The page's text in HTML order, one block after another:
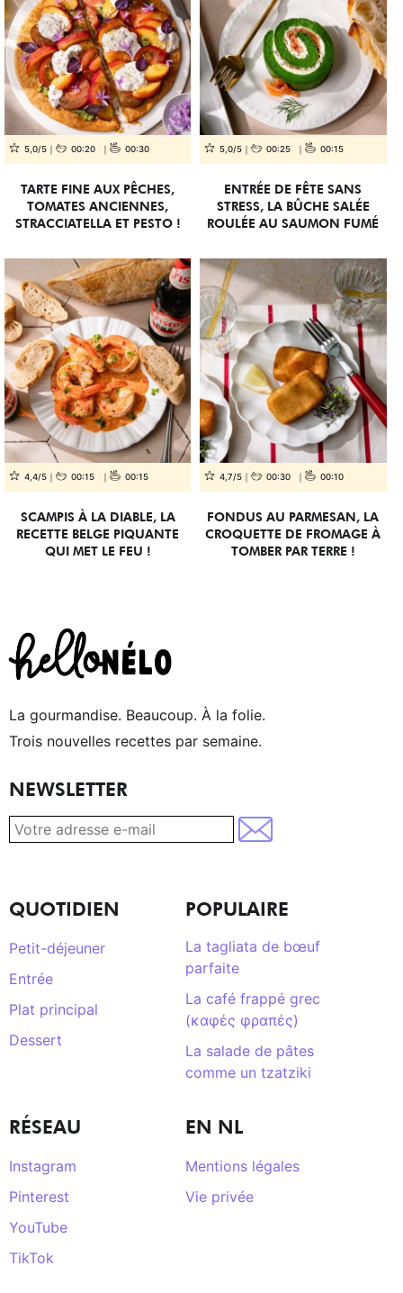
5,0/5 00:20 00:30
TARTE FINE AUX PÊCHES,
TOMATES ANCIENNES,
STRACCIATELLA ET PESTO !
5,0/5 00:25 00:15
ENTRÉE DE FÊTE SANS
STRESS, LA BÛCHE SALÉE
ROULÉE AU SAUMON FUMÉ
4,4/5 00:15 00:15
SCAMPIS À LA DIABLE, LA
RECETTE BELGE PIQUANTE
QUI MET LE FEU !
4,7/5 00:30 00:10
FONDUS AU PARMESAN, LA
CROQUETTE DE FROMAGE À
TOMBER PAR TERRE !
La gourmandise. Beaucoup. À la folie.
Trois nouvelles recettes par semaine.
NEWSLETTER
QUOTIDIEN
Petit-déjeuner
Entrée
Plat principal
Dessert
POPULAIRE
La tagliata de bœuf
parfaite
La café frappé grec
(καφές φραπές)
La salade de pâtes
comme un tzatziki
RÉSEAU
Instagram
Pinterest
YouTube
TikTok
EN NL
Mentions légales
Vie privée